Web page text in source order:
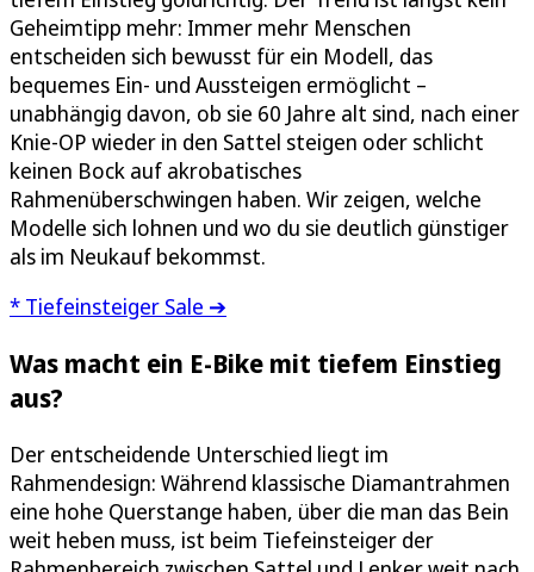
Geheimtipp mehr: Immer mehr Menschen
entscheiden sich bewusst für ein Modell, das
bequemes Ein- und Aussteigen ermöglicht –
unabhängig davon, ob sie 60 Jahre alt sind, nach einer
Knie-OP wieder in den Sattel steigen oder schlicht
keinen Bock auf akrobatisches
Rahmenüberschwingen haben. Wir zeigen, welche
Modelle sich lohnen und wo du sie deutlich günstiger
als im Neukauf bekommst.
* Tiefeinsteiger Sale ➔
Was macht ein E-Bike mit tiefem Einstieg
aus?
Der entscheidende Unterschied liegt im
Rahmendesign: Während klassische Diamantrahmen
eine hohe Querstange haben, über die man das Bein
weit heben muss, ist beim Tiefeinsteiger der